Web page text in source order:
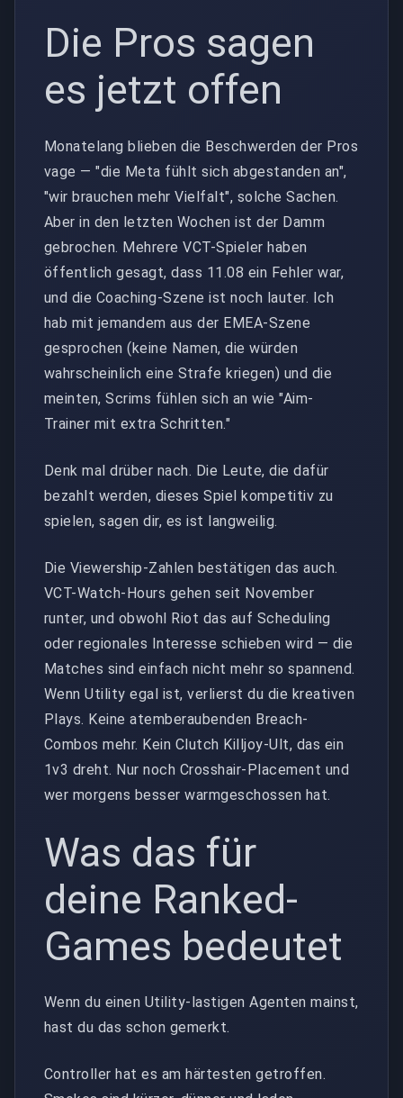
Die Pros sagen
es jetzt offen
Monatelang blieben die Beschwerden der Pros
vage — "die Meta fühlt sich abgestanden an",
"wir brauchen mehr Vielfalt", solche Sachen.
Aber in den letzten Wochen ist der Damm
gebrochen. Mehrere VCT-Spieler haben
öffentlich gesagt, dass 11.08 ein Fehler war,
und die Coaching-Szene ist noch lauter. Ich
hab mit jemandem aus der EMEA-Szene
gesprochen (keine Namen, die würden
wahrscheinlich eine Strafe kriegen) und die
meinten, Scrims fühlen sich an wie "Aim-
Trainer mit extra Schritten."
Denk mal drüber nach. Die Leute, die dafür
bezahlt werden, dieses Spiel kompetitiv zu
spielen, sagen dir, es ist langweilig.
Die Viewership-Zahlen bestätigen das auch.
VCT-Watch-Hours gehen seit November
runter, und obwohl Riot das auf Scheduling
oder regionales Interesse schieben wird — die
Matches sind einfach nicht mehr so spannend.
Wenn Utility egal ist, verlierst du die kreativen
Plays. Keine atemberaubenden Breach-
Combos mehr. Kein Clutch Killjoy-Ult, das ein
1v3 dreht. Nur noch Crosshair-Placement und
wer morgens besser warmgeschossen hat.
Was das für
deine Ranked-
Games bedeutet
Wenn du einen Utility-lastigen Agenten mainst,
hast du das schon gemerkt.
Controller hat es am härtesten getroffen.